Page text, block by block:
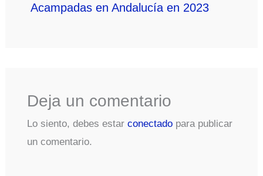
Acampadas en Andalucía en 2023
Deja un comentario
Lo siento, debes estar conectadopara publicar
un comentario.